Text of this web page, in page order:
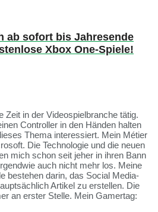
ab sofort bis Jahresende
Xbox One-Spiele!
Zeit in der Videospielbranche tätig.
Controller in den Händen halten
Thema interessiert. Mein Métier
Die Technologie und die neuen
mich schon seit jeher in ihren Bann
auch nicht mehr los. Meine
bestehen darin, das Social Media-
Artikel zu erstellen. Die
an erster Stelle. Mein Gamertag: